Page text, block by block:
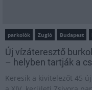
parkolók Zugló Budapest
Új vízáteresztő
– helyben tartják a
Keresik a kivitelezőt 45